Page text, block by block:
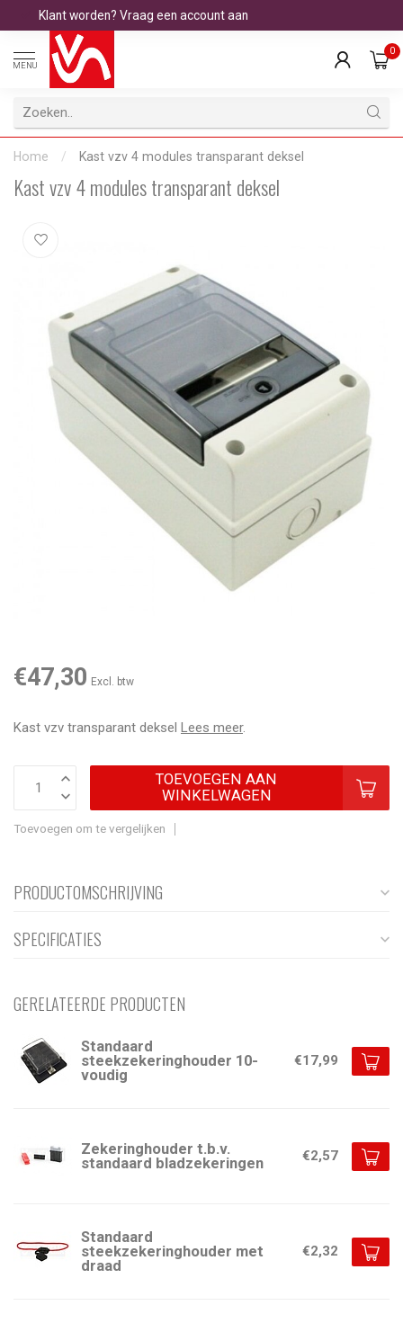
Klant worden? Vraag een account aan
MENU
0
Home / Kast vzv 4 modules transparant deksel
Kast vzv 4 modules transparant deksel
€47,30 Excl. btw
Kast vzv transparant deksel Lees meer.
TOEVOEGEN AAN
WINKELWAGEN
Toevoegen om te vergelijken
PRODUCTOMSCHRIJVING
SPECIFICATIES
GERELATEERDE PRODUCTEN
Standaard
steekzekeringhouder 10-
voudig
€17,99
Zekeringhouder t.b.v.
standaard bladzekeringen
€2,57
Standaard
steekzekeringhouder met
draad
€2,32